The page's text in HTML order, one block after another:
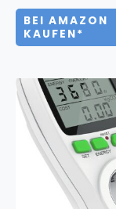
0
vonBEI AMAZON
KAUFEN*